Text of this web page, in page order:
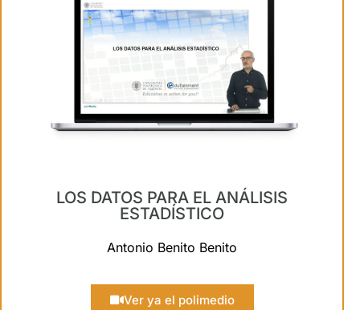
LOS DATOS PARA EL ANÁLISIS
ESTADÍSTICO
Antonio Benito Benito
Ver ya el polimedio